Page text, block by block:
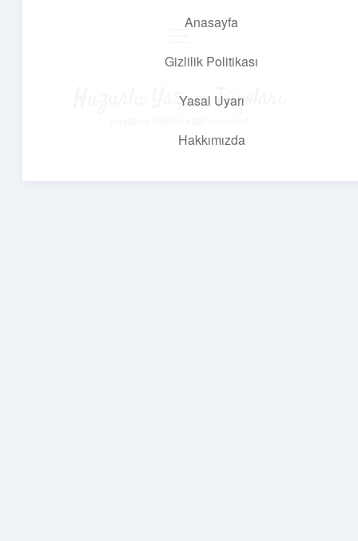
Anasayfa
Gizlilik Politikası
Yasal Uyarı
Hakkımızda
Huzurlu Yaşam Tüyoları